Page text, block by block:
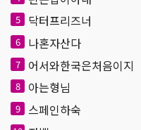
5 닥터프리즈너
6 나혼자산다
7 어서와한국은처음이지
8 아는형님
9 스페인하숙